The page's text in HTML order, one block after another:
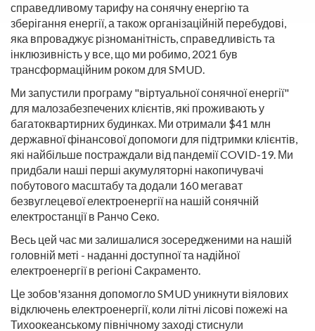
справедливому тарифу на сонячну енергію та
зберігання енергії, а також організаційній перебудові,
яка впроваджує різноманітність, справедливість та
інклюзивність у все, що ми робимо, 2021 був
трансформаційним роком для SMUD.
Ми запустили програму "віртуальної сонячної енергії"
для малозабезпечених клієнтів, які проживають у
багатоквартирних будинках. Ми отримали $41 млн
державної фінансової допомоги для підтримки клієнтів,
які найбільше постраждали від пандемії COVID-19. Ми
придбали наші перші акумуляторні накопичувачі
побутового масштабу та додали 160 мегават
безвуглецевої електроенергії на нашій сонячній
електростанції в Ранчо Секо.
Весь цей час ми залишалися зосередженими на нашій
головній меті - наданні доступної та надійної
електроенергії в регіоні Сакраменто.
Це зобов'язання допомогло SMUD уникнути віялових
відключень електроенергії, коли літні лісові пожежі на
Тихоокеанському північному заході стиснули